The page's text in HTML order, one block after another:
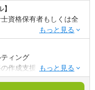
、どの情報で判断し、ど
か”を最前線で体感でき
値の解釈だけでなく、経
かれます。
財務戦略を横断し、“経
回れる
中期経営計画、事業別
財務戦略といった 企業成
資格保有者もしくは全
ベル以上）
以上）
Excel、PowerPoint）の
ィング
作成支援
の営業支援